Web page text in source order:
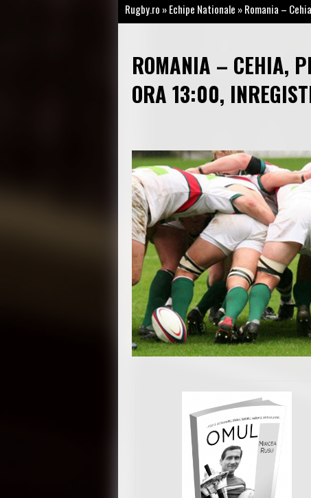
Rugby.ro »Echipe Nationale »Romania –
ROMANIA – CEHIA,
ORA 13:00,